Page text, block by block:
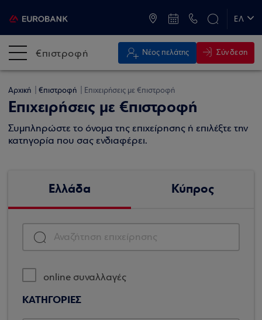
ΕΛ
€πιστροφή Νέος πελάτης Σύνδεση
Αρχική €πιστροφή Επιχειρήσεις με €πιστροφή
Επιχειρήσεις με €πιστροφή
Συμπληρώστε το όνομα της επιχείρησης ή επιλέξτε την
κατηγορία που σας ενδιαφέρει.
Ελλάδα Κύπρος
ΚΑΤΗΓΟΡΙΕΣ
online συναλλαγές